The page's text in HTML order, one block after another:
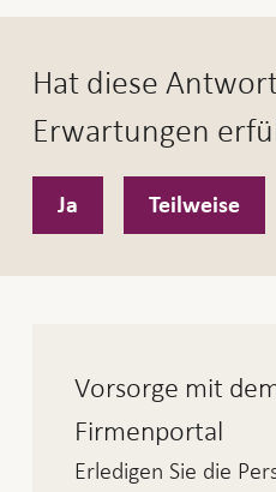
Hat diese
Erwartungen
Ja Teilweise
Vorsorge mit
Firmenportal
Erledigen Sie die